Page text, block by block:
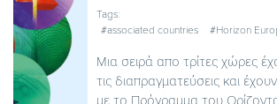
Tags:
#associated countries
#Horizon
Μια σειρά απο τρίτες χώρες
τις διαπραγματεύσεις και
με το Πρόγραμμα του